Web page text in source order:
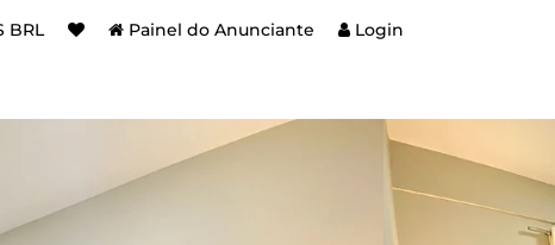
BRL Painel do Anunciante Login